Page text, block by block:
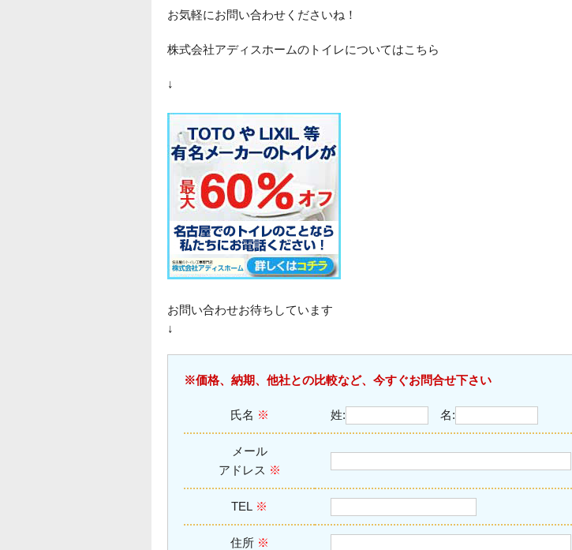
お気軽にお問い合わせくださいね！
株式会社アディスホームのトイレについてはこちら
↓
お問い合わせお待ちしています
↓
※価格、納期、他社との比較など、今すぐお問合せ下さい
氏名 ※ 姓: 名:
メール
アドレス ※
TEL ※
住所 ※